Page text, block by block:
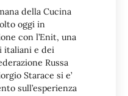
della Cucina
oggi in
con l’Enit, una
italiani e dei
Russa
Starace si e’
sull’esperienza